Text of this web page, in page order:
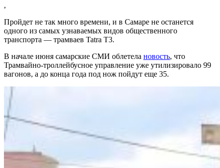
,
Пройдет не так много времени, и в Самаре не останется
одного из самых узнаваемых видов общественного
транспорта — трамваев Tatra Т3.
В начале июня самарские СМИ облетела новость, что
Трамвайно-троллейбусное управление уже утилизировало 99
вагонов, а до конца года под нож пойдут еще 35.